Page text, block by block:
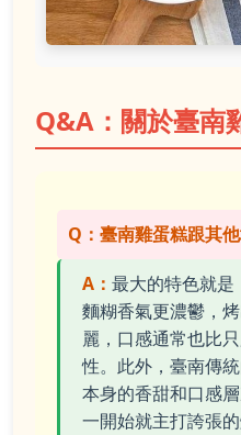
Q&A：關於臺南
Q：臺南雞蛋糕跟其
A： 最大的特色就是
麵糊香氣更濃鬱，
麗，口感通常也比
性。此外，臺南傳
本身的香甜和口感
一開始就主打誇張